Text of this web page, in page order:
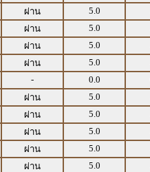
ผ่าน 5.0
ผ่าน 5.0
ผ่าน 5.0
ผ่าน 5.0
- 0.0
ผ่าน 5.0
ผ่าน 5.0
ผ่าน 5.0
ผ่าน 5.0
ผ่าน 5.0